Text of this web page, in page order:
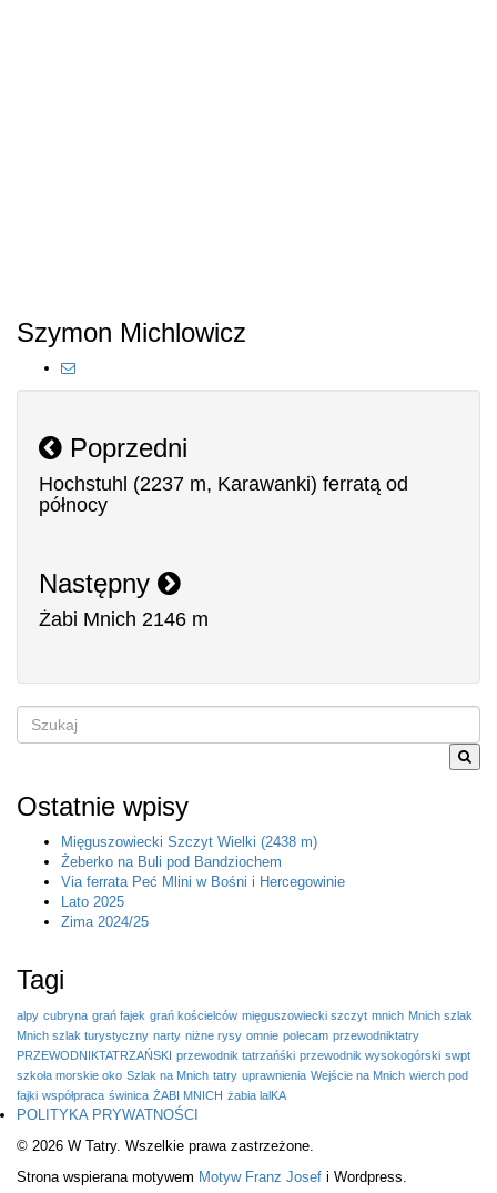
Szymon Michlowicz
Poprzedni
Hochstuhl (2237 m, Karawanki) ferratą od
północy
Następny
Żabi Mnich 2146 m
Szukane
słowo
Ostatnie wpisy
Mięguszowiecki Szczyt Wielki (2438 m)
Żeberko na Buli pod Bandziochem
Via ferrata Peć Mlini w Bośni i Hercegowinie
Lato 2025
Zima 2024/25
Tagi
alpy cubryna grań fajek grań kościelców mięguszowiecki szczyt mnich Mnich szlak
Mnich szlak turystyczny narty niżne rysy omnie polecam przewodniktatry
PRZEWODNIKTATRZAŃSKI przewodnik tatrzańśki przewodnik wysokogórski swpt
szkoła morskie oko Szlak na Mnich tatry uprawnienia Wejście na Mnich wierch pod
fajki współpraca świnica ŻABI MNICH żabia lalKA
POLITYKA PRYWATNOŚCI
© 2026 W Tatry. Wszelkie prawa zastrzeżone.
Strona wspierana motywem Motyw Franz Josef i Wordpress.